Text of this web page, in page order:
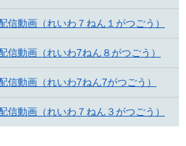
信動画（れいわ７ねん１がつごう）
信動画（れいわ7ねん８がつごう）
信動画（れいわ7ねん7がつごう）
信動画（れいわ７ねん３がつごう）